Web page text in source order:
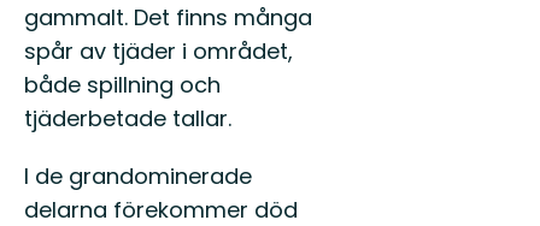
gammalt. Det finns många
spår av tjäder i området,
både spillning och
tjäderbetade tallar.
I de grandominerade
delarna förekommer död